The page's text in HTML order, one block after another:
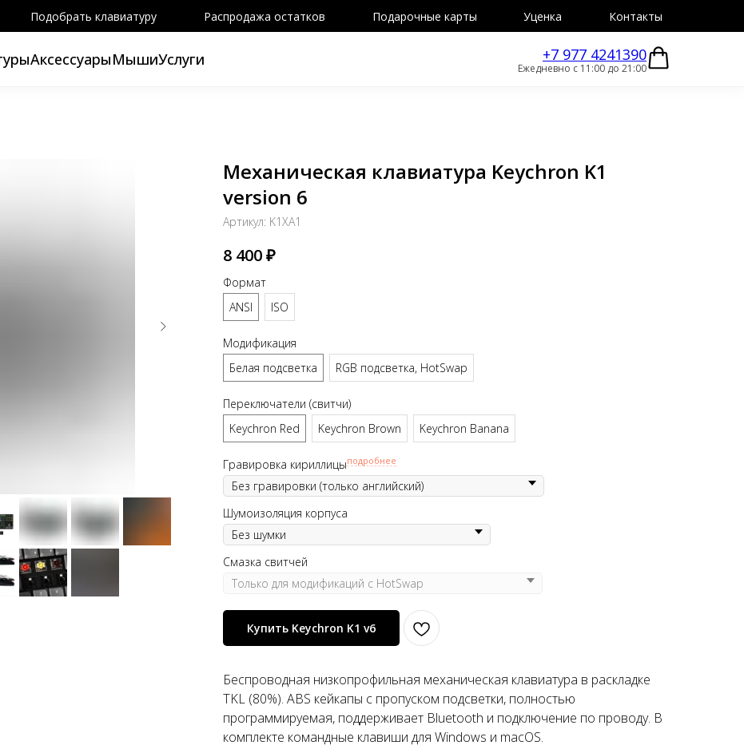
Подобрать клавиатуру Распродажа остатков Подарочные карты Уценка Контакты
АксессуарыМышиУслуги +7 977 4241390
Ежедневно с 11:00 до 21:00
Механическая клавиатура Keychron K1
version 6
Артикул: K1XA1
8 400₽
Формат
ANSI
ISO
Модификация
Белая подсветка
RGB подсветка, HotSwap
Переключатели (свитчи)
Keychron Red
Keychron Brown Keychron Banana
Гравировка кириллицыподробнее
Шумоизоляция корпуса
Смазка свитчей
Купить Keychron K1 v6
Беспроводная низкопрофильная механическая клавиатура в раскладке
TKL (80%). ABS кейкапы с пропуском подсветки, полностью
программируемая, поддерживает Bluetooth и подключение по проводу. В
комплекте командные клавиши для Windows и macOS.